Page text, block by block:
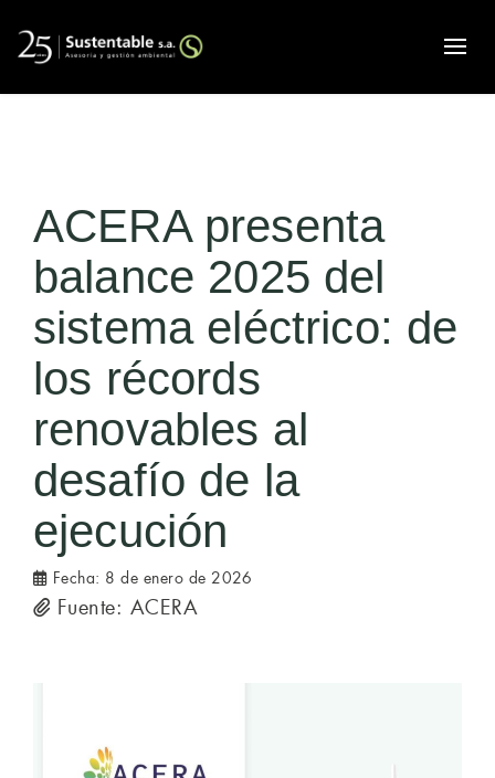
ACERA presenta
balance 2025 del
sistema eléctrico: de
los récords
renovables al
desafío de la
ejecución
Fecha: 8 de enero de 2026
Fuente: ACERA